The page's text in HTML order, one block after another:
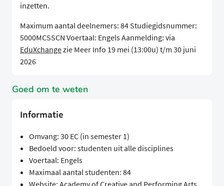
inzetten.
Maximum aantal deelnemers: 84 Studiegidsnummer:
5000MCSSCN Voertaal: Engels Aanmelding: via
EduXchangezie Meer Info 19 mei (13:00u) t/m 30 juni
2026
Goed om te weten
Informatie
Omvang: 30 EC (in semester 1)
Bedoeld voor: studenten uit alle disciplines
Voertaal: Engels
Maximaal aantal studenten: 84
Website: Academy of Creative and Performing Arts